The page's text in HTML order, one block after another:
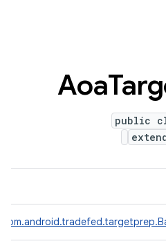
Aoa
public